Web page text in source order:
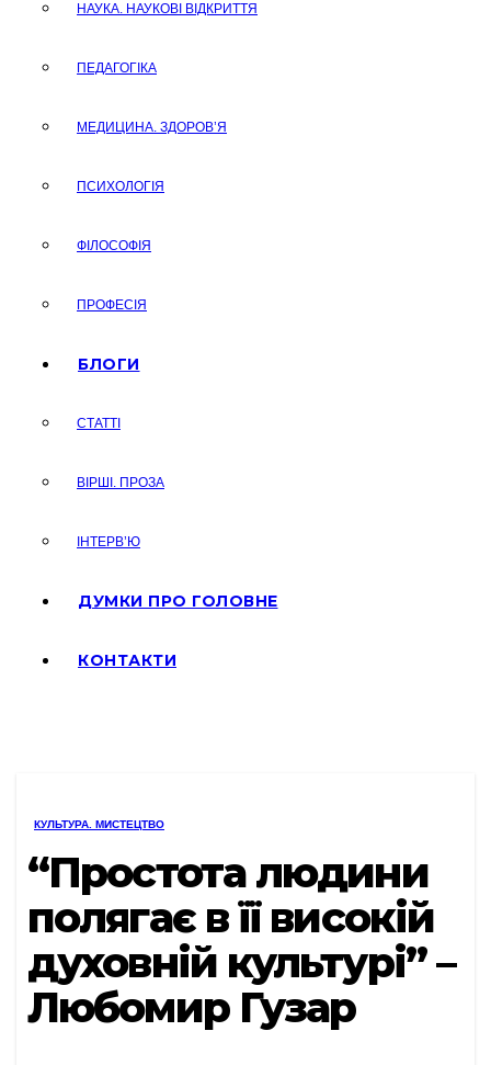
НАУКА. НАУКОВІ ВІДКРИТТЯ
ПЕДАГОГІКА
МЕДИЦИНА. ЗДОРОВ’Я
ПСИХОЛОГІЯ
ФІЛОСОФІЯ
ПРОФЕСІЯ
БЛОГИ
СТАТТІ
ВІРШІ. ПРОЗА
ІНТЕРВ’Ю
ДУМКИ ПРО ГОЛОВНЕ
КОНТАКТИ
КУЛЬТУРА. МИСТЕЦТВО
“Простота людини
полягає в її високій
духовній культурі” –
Любомир Гузар